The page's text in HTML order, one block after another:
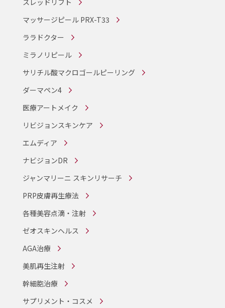
スレッドリフト
マッサージピール PRX-T33
ララドクター
ミラノリピール
サリチル酸マクロゴールピーリング
ダーマペン4
医療アートメイク
リビジョンスキンケア
エムディア
ナビジョンDR
ジャンマリーニ スキンリサーチ
PRP皮膚再生療法
各種美容点滴・注射
ゼオスキンヘルス
AGA治療
美肌再生注射
幹細胞治療
サプリメント・コスメ